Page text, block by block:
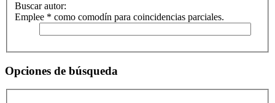
Buscar autor:
Emplee * como comodín para coincidencias parciales.
Opciones de búsqueda